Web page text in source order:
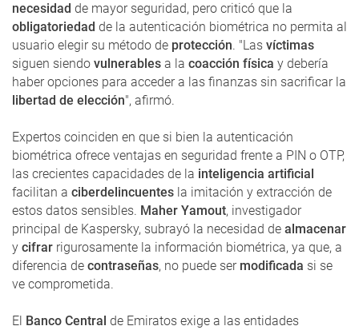
necesidad de mayor seguridad, pero criticó que la
obligatoriedad de la autenticación biométrica no permita al
usuario elegir su método de protección. "Las víctimas
siguen siendo vulnerables a la coacción física y debería
haber opciones para acceder a las finanzas sin sacrificar la
libertad de elección", afirmó.
Expertos coinciden en que si bien la autenticación
biométrica ofrece ventajas en seguridad frente a PIN o OTP,
las crecientes capacidades de la inteligencia artificial
facilitan a ciberdelincuentes la imitación y extracción de
estos datos sensibles. Maher Yamout, investigador
principal de Kaspersky, subrayó la necesidad de almacenar
y cifrar rigurosamente la información biométrica, ya que, a
diferencia de contraseñas, no puede sermodificada si se
ve comprometida.
El Banco Central de Emiratos exige a las entidades